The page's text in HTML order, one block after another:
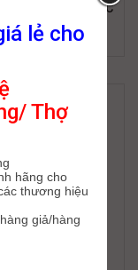
New/ Sirius RC
₫
lẻ cho
Thợ
hãng cho
thương hiệu
giả/hàng